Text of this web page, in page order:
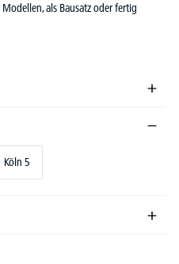
als Bausatz oder fertig
Köln 5